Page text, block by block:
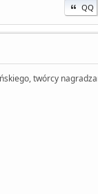
QQ
twórcy